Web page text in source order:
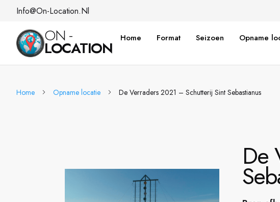
Info@on-Location.nl
ON -
LOCATION
Home Format Seizoen Opname
Home Opname locatie De Verraders 2021 – Schutterij Sint Sebastianus
De